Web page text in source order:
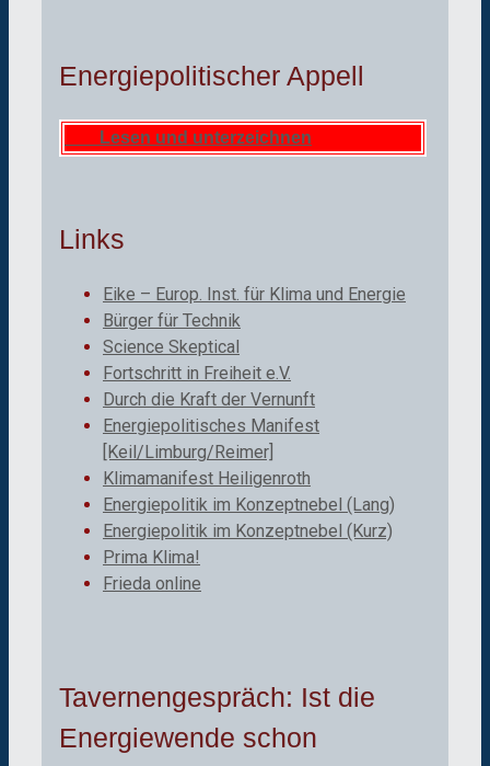
Energiepolitischer Appell
Lesen und unterzeichnen
Links
Eike – Europ. Inst. für Klima und Energie
Bürger für Technik
Science Skeptical
Fortschritt in Freiheit e.V.
Durch die Kraft der Vernunft
Energiepolitisches Manifest
[Keil/Limburg/Reimer]
Klimamanifest Heiligenroth
Energiepolitik im Konzeptnebel (Lang)
Energiepolitik im Konzeptnebel (Kurz)
Prima Klima!
Frieda online
Tavernengespräch: Ist die
Energiewende schon